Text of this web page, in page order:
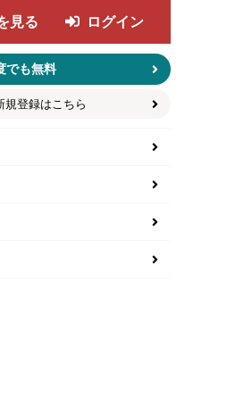
見る ログイン
でも無料
登録はこちら